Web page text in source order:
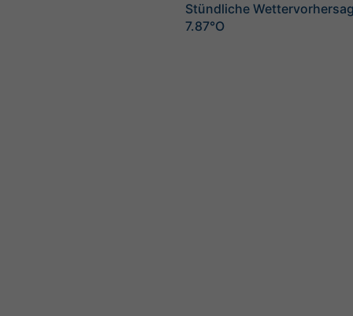
Stündliche
7.87°O